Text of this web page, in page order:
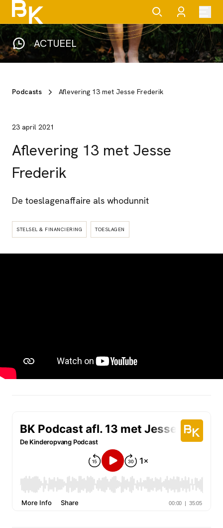
ACTUEEL
Podcasts Aflevering 13 met Jesse Frederik
23 april 2021
Aflevering 13 met Jesse
Frederik
De toeslagenaffaire als whodunnit
STELSEL & FINANCIERING TOESLAGEN